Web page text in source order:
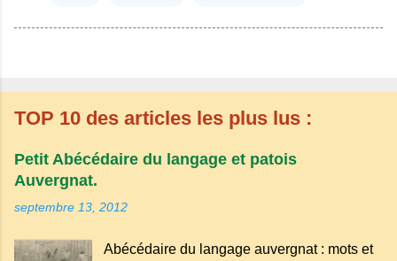
TOP 10 des articles les plus lus :
Petit Abécédaire du langage et patois
Auvergnat.
septembre 13, 2012
Abécédaire du langage auvergnat : mots et